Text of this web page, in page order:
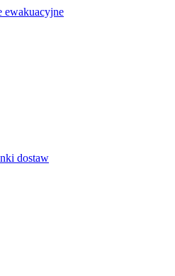
ewakuacyjne
dostaw